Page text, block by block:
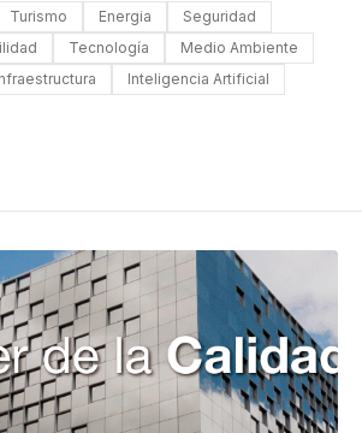
Turismo Energia
Seguridad
Tecnología
Medio Ambiente
Inteligencia Artificial